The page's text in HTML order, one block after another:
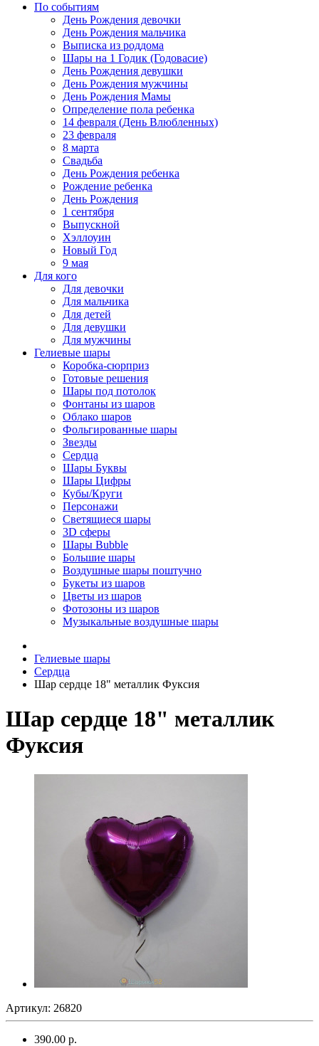
По событиям
День Рождения девочки
День Рождения мальчика
Выписка из роддома
Шары на 1 Годик (Годовасие)
День Рождения девушки
День Рождения мужчины
День Рождения Мамы
Определение пола ребенка
14 февраля (День Влюбленных)
23 февраля
8 марта
Свадьба
День Рождения ребенка
Рождение ребенка
День Рождения
1 сентября
Выпускной
Хэллоуин
Новый Год
9 мая
Для кого
Для девочки
Для мальчика
Для детей
Для девушки
Для мужчины
Гелиевые шары
Коробка-сюрприз
Готовые решения
Шары под потолок
Фонтаны из шаров
Облако шаров
Фольгированные шары
Звезды
Сердца
Шары Буквы
Шары Цифры
Кубы/Круги
Персонажи
Светящиеся шары
3D сферы
Шары Bubble
Большие шары
Воздушные шары поштучно
Букеты из шаров
Цветы из шаров
Фотозоны из шаров
Музыкальные воздушные шары
Гелиевые шары
Сердца
Шар сердце 18" металлик Фуксия
Шар сердце 18" металлик
Фуксия
Артикул: 26820
390.00 р.